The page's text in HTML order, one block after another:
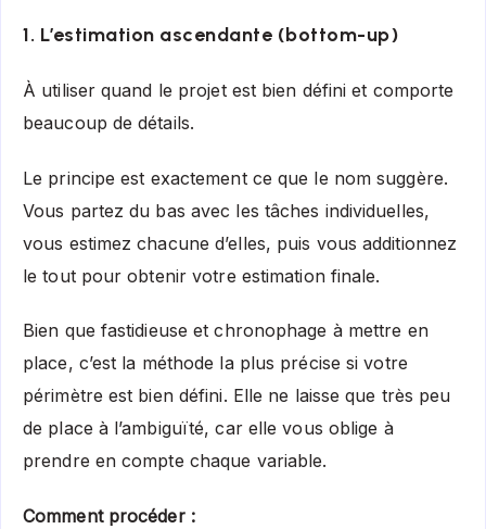
1. L’estimation ascendante (bottom-up)
À utiliser quand le projet est bien défini et comporte
beaucoup de détails.
Le principe est exactement ce que le nom suggère.
Vous partez du bas avec les tâches individuelles,
vous estimez chacune d’elles, puis vous additionnez
le tout pour obtenir votre estimation finale.
Bien que fastidieuse et chronophage à mettre en
place, c’est la méthode la plus précise si votre
périmètre est bien défini. Elle ne laisse que très peu
de place à l’ambiguïté, car elle vous oblige à
prendre en compte chaque variable.
Comment procéder :